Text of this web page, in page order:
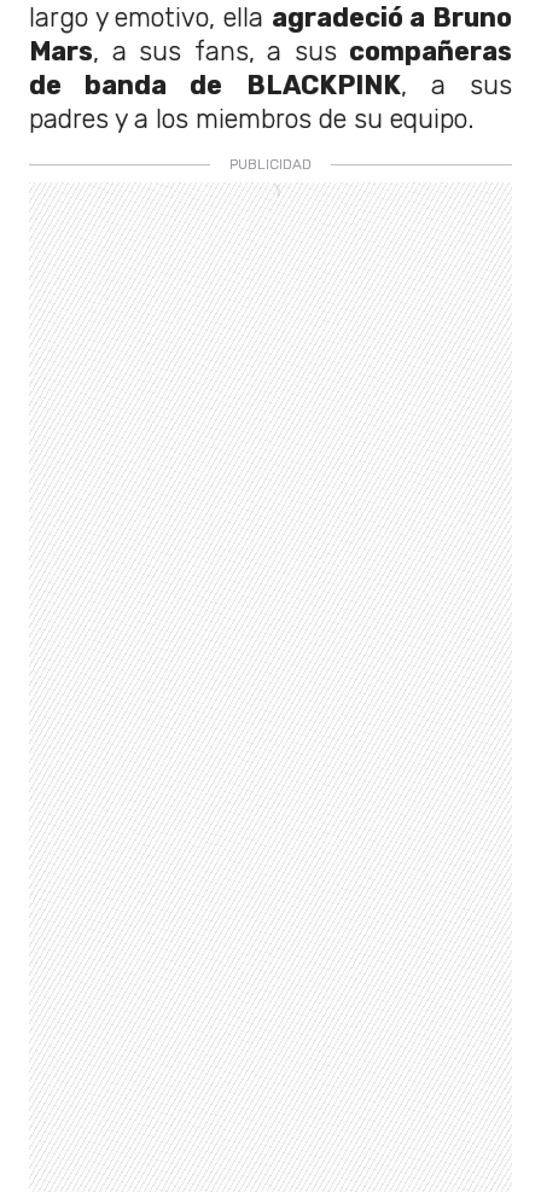
largo y emotivo, ella agradeció a Bruno
Mars, a sus fans, a sus compañeras
de banda de BLACKPINK, a sus
padres y a los miembros de su equipo.